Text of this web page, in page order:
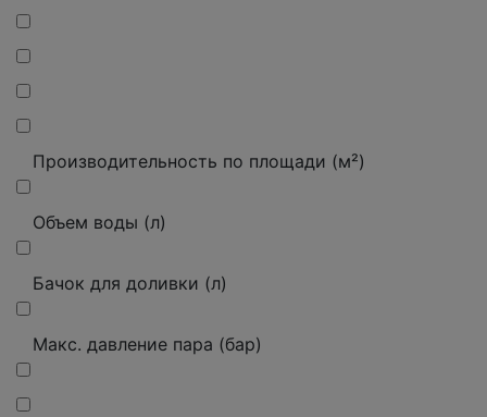
Производительность по площади (м²)
Объем воды (л)
Бачок для доливки (л)
Макс. давление пара (бар)